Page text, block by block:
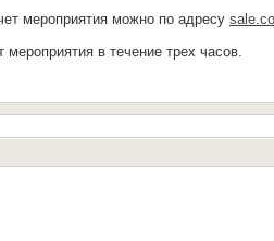
мероприятия можно по адресу
в течение трех часов.